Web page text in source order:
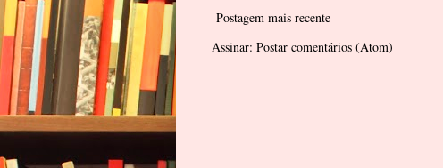
Postagem mais recente
Assinar: Postar comentários (Atom)